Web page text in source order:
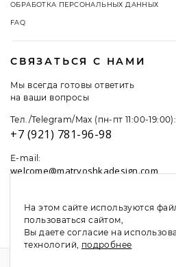
ОБРАБОТКА ПЕРСОНАЛЬНЫХ ДАННЫХ
FAQ
СВЯЗАТЬСЯ С НАМИ
Мы всегда готовы ответить
на ваши вопросы
Тел./Telegram/Max (пн-пт 11:00-19:00):
+7 (921) 781-96-98
E-mail:
welcome@matryoshkadesign.com
На этом сайте используются
пользоваться сайтом,
Вы даете согласие на
технологий, подробнее